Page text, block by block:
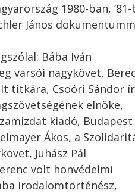
1980-ban, ’81-
János
Bába Iván
varsói nagykövet,
titkára, Csoóri Sándor
elnöke,
kiadó, Budapest
Ákos, a
Juhász Pál
volt honvédelmi
irodalomtörténész,